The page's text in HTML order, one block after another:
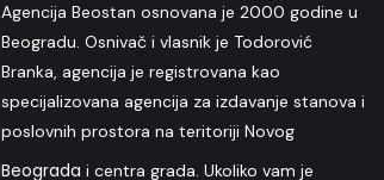
Agencija Beostan osnovana je 2000 godine u
Beogradu. Osnivač i vlasnik je Todorović
Branka, agencija je registrovana kao
specijalizovana agencija za izdavanje stanova i
poslovnih prostora na teritoriji Novog
Beograda i centra grada. Ukoliko vam je